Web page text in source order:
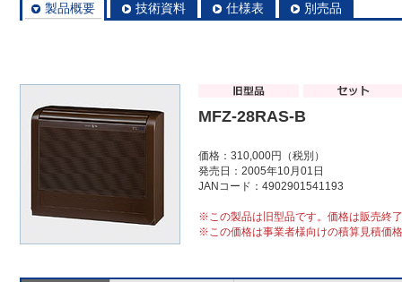
製品概要 技術資料 仕様表 別売品
MFZ-28RAS-B
価格：310,000円（税別）
発売日：2005年10月01日
JANコード：4902901541193
※この製品は旧型品です。価格は販売終
※この価格は事業者様向けの積算見積価